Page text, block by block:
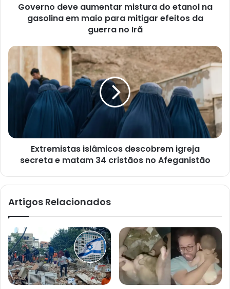
maio
da
guerra
no
Irã
Governo deve aumentar mistura do etanol na
gasolina em maio para mitigar efeitos da
guerra no Irã
Extremistas
islâmicos
descobrem
igreja
matam
cristãos
Afeganistão
Extremistas islâmicos descobrem igreja
secreta e matam 34 cristãos no Afeganistão
Artigos Relacionados